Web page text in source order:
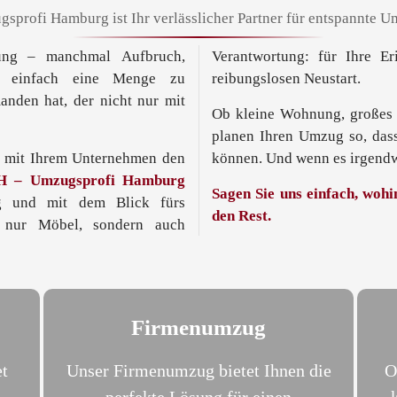
Hamburg ist Ihr verlässlicher Partner für entspannte
– manchmal Aufbruch,
einfach eine Menge zu
hat, der nicht nur mit
Ihrem Unternehmen den
– Umzugsprofi Hamburg
und mit dem Blick fürs
Möbel, sondern auch
Verantwortung: für Ihre
reibungslosen Neustart.
Ob kleine Wohnung,
planen Ihren Umzug so,
können. Und wenn es
Sagen Sie uns einfach,
den Rest.
Firmenumzug
Unser Firmenumzug bietet Ihnen die